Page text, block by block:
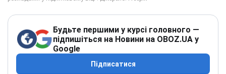
Будьте першими у курсі головного —
підпишіться на Новини на OBOZ.UA у
Google
Підписатися